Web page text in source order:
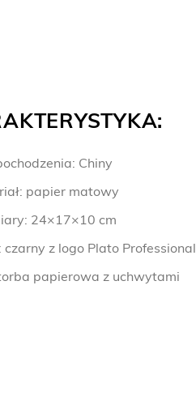
Chiny
papier matowy
24×17×10 cm
czarny z logo Plato Professional
papierowa z uchwytami